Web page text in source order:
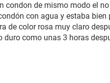
condon de mismo modo el
con agua y estaba bien
de color rosa muy claro
duro como unas 3 horas